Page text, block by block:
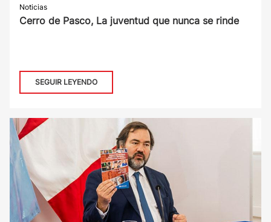
Noticias
Cerro de Pasco, La juventud que nunca se rinde
SEGUIR LEYENDO